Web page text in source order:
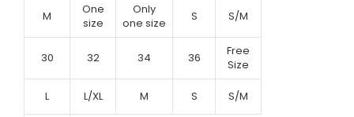
M
One
size
Only
one size
S S/M
30 32 34 36
Free
Size
L L/XL M S S/M